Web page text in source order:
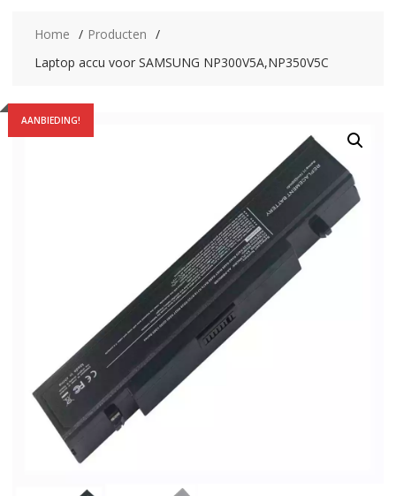
Home
Producten
Laptop accu voor SAMSUNG NP300V5A,NP350V5C
AANBIEDING!